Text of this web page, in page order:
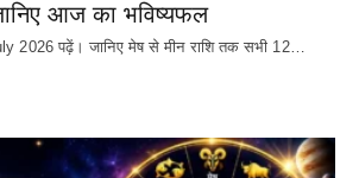
आज का भविष्यफल
2026 पढ़ें। जानिए मेष से मीन राशि तक सभी 12…